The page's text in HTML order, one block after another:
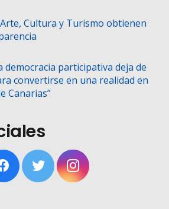
Cultura y Turismo obtienen
democracia participativa deja de
convertirse en una realidad en
Canarias”